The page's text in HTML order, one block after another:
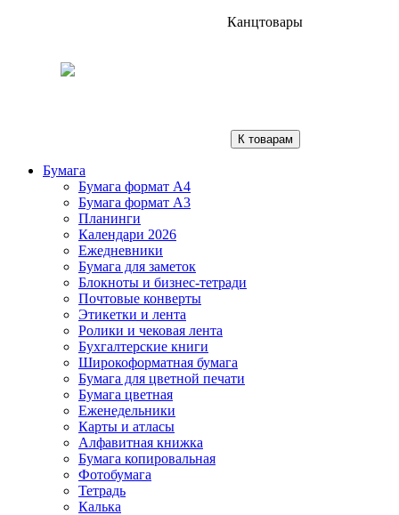
Канцтовары
К товарам
Бумага
Бумага формат А4
Бумага формат А3
Планинги
Календари 2026
Ежедневники
Бумага для заметок
Блокноты и бизнес-тетради
Почтовые конверты
Этикетки и лента
Ролики и чековая лента
Бухгалтерские книги
Широкоформатная бумага
Бумага для цветной печати
Бумага цветная
Еженедельники
Карты и атласы
Алфавитная книжка
Бумага копировальная
Фотобумага
Тетрадь
Калька